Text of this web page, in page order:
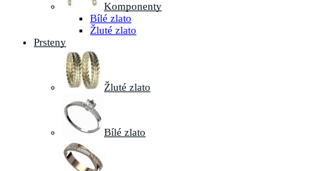
Komponenty
Bílé zlato
Žluté zlato
Prsteny
Žluté zlato
Bílé zlato